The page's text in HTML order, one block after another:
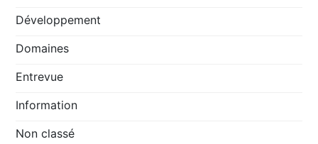
Développement
Domaines
Entrevue
Information
Non classé